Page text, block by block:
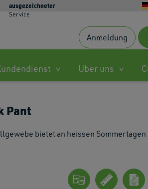
ausgezeichneter
Service
Anmeldung
Uber uns
Pant
bietet an heissen